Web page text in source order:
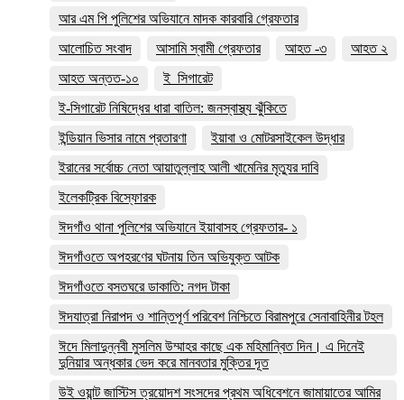
আর এম পি পুলিশের অভিযানে মাদক কারবারি গ্রেফতার
আলোচিত সংবাদ
আসামি স্বামী গ্রেফতার আহত -৩
আহত ২
আহত অন্তত-১০
ই_সিগারেট
ই-সিগারেট নিষিদ্ধের ধারা বাতিল: জনস্বাস্থ্য ঝুঁকিতে
ইন্ডিয়ান ভিসার নামে প্রতারণা
ইয়াবা ও মোটরসাইকেল উদ্ধার
ইরানের সর্বোচ্চ নেতা আয়াতুল্লাহ আলী খামেনির মৃত্যুর দাবি
ইলেকট্রিক বিস্ফোরক
ঈদগাঁও থানা পুলিশের অভিযানে ইয়াবাসহ গ্রেফতার- ১
ঈদগাঁওতে অপহরণের ঘটনায় তিন অভিযুক্ত আটক
ঈদগাঁওতে বসতঘরে ডাকাতি: নগদ টাকা
ঈদযাত্রা নিরাপদ ও শান্তিপূর্ণ পরিবেশ নিশ্চিতে বিরামপুরে সেনাবাহিনীর টহল
ঈদে মিলাদুন্নবী মুসলিম উম্মাহর কাছে এক মহিমান্বিত দিন। এ দিনেই
দুনিয়ার অন্ধকার ভেদ করে মানবতার মুক্তির দূত
উই ওয়ান্ট জাস্টিস ত্রয়োদশ সংসদের প্রথম অধিবেশনে জামায়াতের আমির